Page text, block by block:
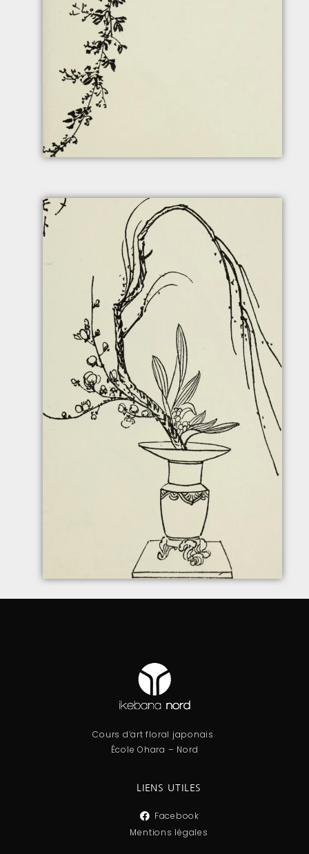
Cours d’art floral japonais
École Ohara – Nord
LIENS UTILES
Facebook
Mentions légales